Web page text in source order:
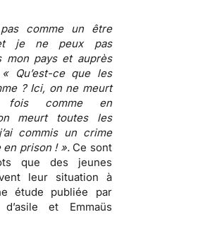
comme un être
je ne peux pas
mon pays et auprès
Qu’est-ce que les
? Ici, on ne meurt
fois comme en
meurt toutes les
commis un crime
en prison ! ».Ce sont
que des jeunes
leur situation à
étude publiée par
et Emmaüs